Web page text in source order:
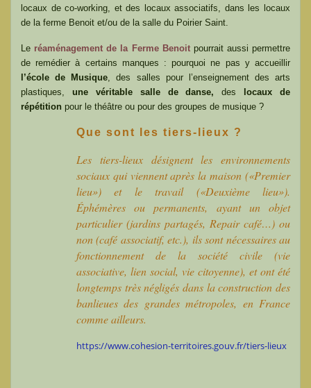
locaux de co-working, et des locaux associatifs, dans les locaux
de la ferme Benoit et/ou de la salle du Poirier Saint.
Le réaménagement de la Ferme Benoit pourrait aussi permettre
de remédier à certains manques : pourquoi ne pas y accueillir
l’école de Musique , des salles pour l’enseignement des arts
plastiques, une véritable salle de danse, des
locaux de
répétition pour le théâtre ou pour des groupes de musique ?
Que sont les tiers-lieux ?
Les tiers-lieux désignent les environnements
sociaux qui viennent après la maison («Premier
lieu») et le travail («Deuxième lieu»).
Éphémères ou permanents, ayant un objet
particulier (jardins partagés, Repair café…) ou
non (café associatif, etc.), ils sont nécessaires au
fonctionnement de la société civile (vie
associative, lien social, vie citoyenne), et ont été
longtemps très négligés dans la construction des
banlieues des grandes métropoles, en France
comme ailleurs.
https://www.cohesion-territoires.gouv.fr/tiers-lieux